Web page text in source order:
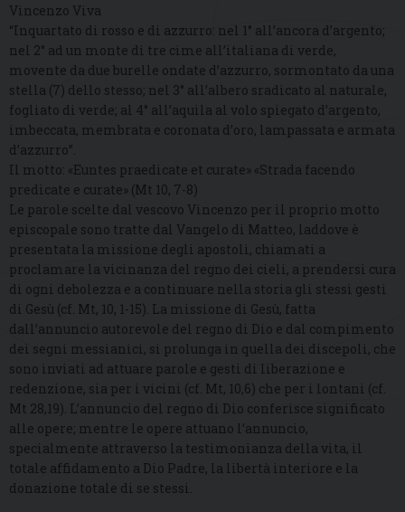
Vincenzo Viva
“Inquartato di rosso e di azzurro: nel 1° all’ancora d’argento;
nel 2° ad un monte di tre cime all’italiana di verde,
movente da due burelle ondate d’azzurro, sormontato da una
stella (7) dello stesso; nel 3° all’albero sradicato al naturale,
fogliato di verde; al 4° all’aquila al volo spiegato d’argento,
imbeccata, membrata e coronata d’oro, lampassata e armata
d’azzurro”.
Il motto: «Euntes praedicate et curate» «Strada facendo
predicate e curate» (Mt 10, 7-8)
Le parole scelte dal vescovo Vincenzo per il proprio motto
episcopale sono tratte dal Vangelo di Matteo, laddove è
presentata la missione degli apostoli, chiamati a
proclamare la vicinanza del regno dei cieli, a prendersi cura
di ogni debolezza e a continuare nella storia gli stessi gesti
di Gesù (cf. Mt, 10, 1-15). La missione di Gesù, fatta
dall’annuncio autorevole del regno di Dio e dal compimento
dei segni messianici, si prolunga in quella dei discepoli, che
sono inviati ad attuare parole e gesti di liberazione e
redenzione, sia per i vicini (cf. Mt, 10,6) che per i lontani (cf.
Mt 28,19). L’annuncio del regno di Dio conferisce significato
alle opere; mentre le opere attuano l’annuncio,
specialmente attraverso la testimonianza della vita, il
totale affidamento a Dio Padre, la libertà interiore e la
donazione totale di se stessi.